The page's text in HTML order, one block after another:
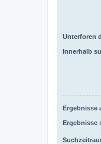
Unterforen
Innerhalb
Ergebnisse
Ergebnisse